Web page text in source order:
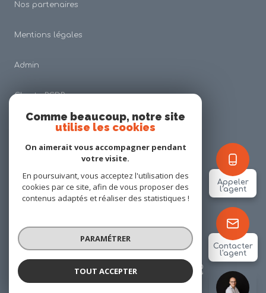
Alexis PINSON
Appeler
l'agent
Contacter
l'agent
Nos partenaires
Mentions légales
Admin
Charte RGDP
Nos honoraires
Cookies
© 2026 | Tous droits réservés
Réalisé par
Comme beaucoup, notre site
utilise les cookies
On aimerait vous accompagner pendant
votre visite.
En poursuivant, vous acceptez l'utilisation des
cookies par ce site, afin de vous proposer des
contenus adaptés et réaliser des statistiques !
PARAMÉTRER
TOUT ACCEPTER